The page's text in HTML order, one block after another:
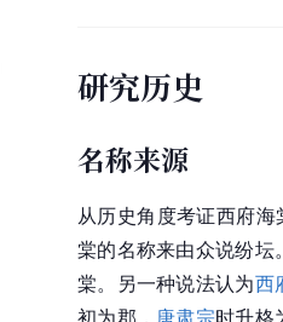
研究历史
名称来源
从历史角度考证西府
棠的名称来由众说纷坛
棠。另一种说法认为西
初为郡， 唐肃宗时升格